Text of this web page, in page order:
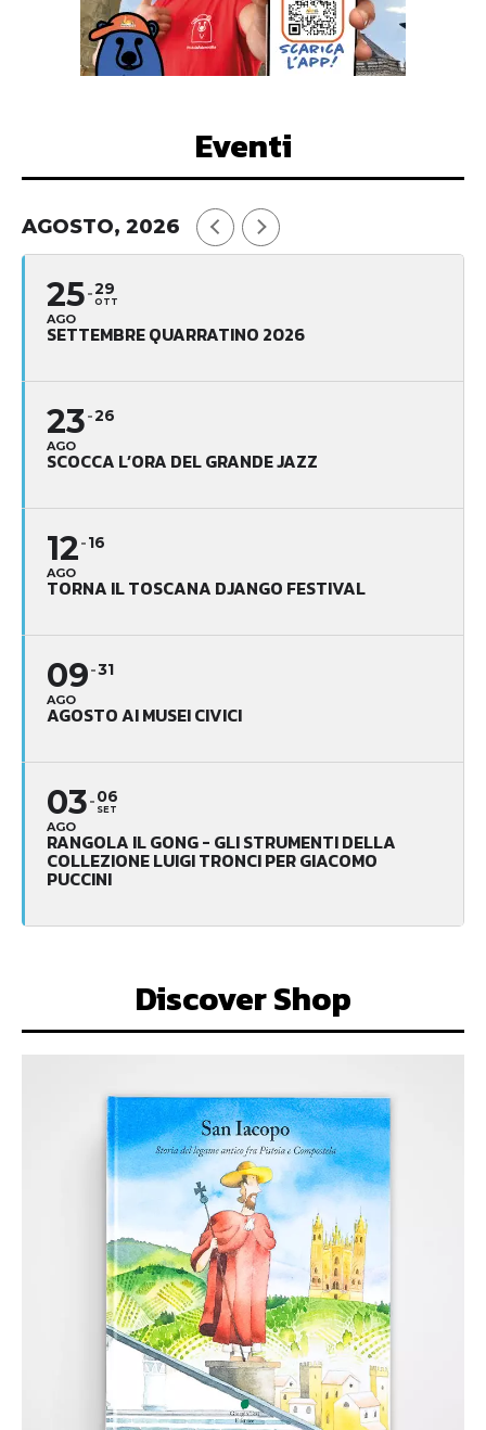
Eventi
AGOSTO, 2026
25
AGO
29
OTT
SETTEMBRE QUARRATINO 2026
23
AGO
26
SCOCCA L’ORA DEL GRANDE JAZZ
12
AGO
16
TORNA IL TOSCANA DJANGO FESTIVAL
09
AGO
31
AGOSTO AI MUSEI CIVICI
03
AGO
06
SET
RANGOLA IL GONG - GLI STRUMENTI DELLA
COLLEZIONE LUIGI TRONCI PER GIACOMO
PUCCINI
Discover Shop